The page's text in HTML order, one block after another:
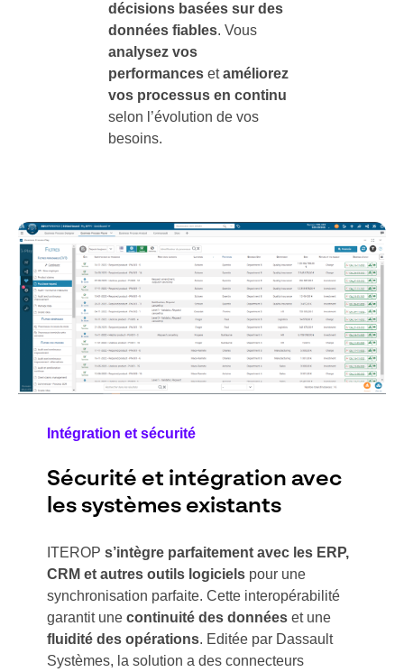
décisions basées sur des
données fiables. Vous
analysez vos
performances etaméliorez
vos processus en continu
selon l’évolution de vos
besoins.
Intégration et sécurité
Sécurité et intégration avec
les systèmes existants
ITEROP s’intègre parfaitement avec les ERP,
CRM et autres outils logiciels pour une
synchronisation parfaite. Cette interopérabilité
garantit une continuité des données et une
fluidité des opérations. Editée par Dassault
Systèmes, la solution a des connecteurs